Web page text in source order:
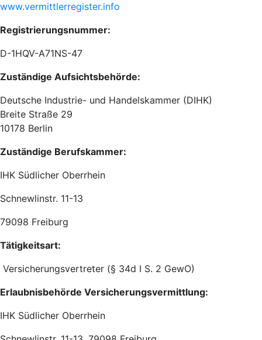
www.vermittlerregister.info
Registrierungsnummer:
D-1HQV-A71NS-47
Zuständige Aufsichtsbehörde:
Deutsche Industrie- und Handelskammer (DIHK)
Breite Straße 29
10178 Berlin
Zuständige Berufskammer:
IHK Südlicher Oberrhein
Schnewlinstr. 11-13
79098 Freiburg
Tätigkeitsart:
Versicherungsvertreter (§ 34d I S. 2 GewO)
Erlaubnisbehörde Versicherungsvermittlung:
IHK Südlicher Oberrhein